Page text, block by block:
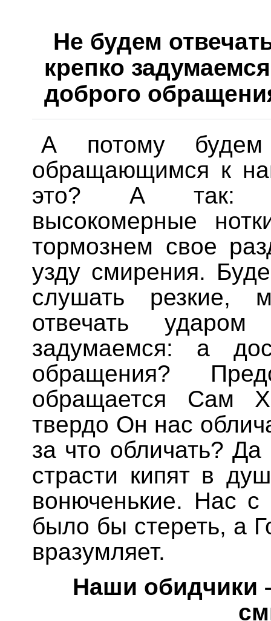
Не будем
крепко
доброго
А потому будем
обращающимся к
это? А так:
высокомерные
тормознем свое
узду смирения.
слушать резкие,
отвечать
задумаемся: а
обращения?
обращается Сам
твердо Он нас
за что обличать?
страсти кипят в
вонюченькие. Нас
было бы стереть, а
вразумляет.
Наши обидчики